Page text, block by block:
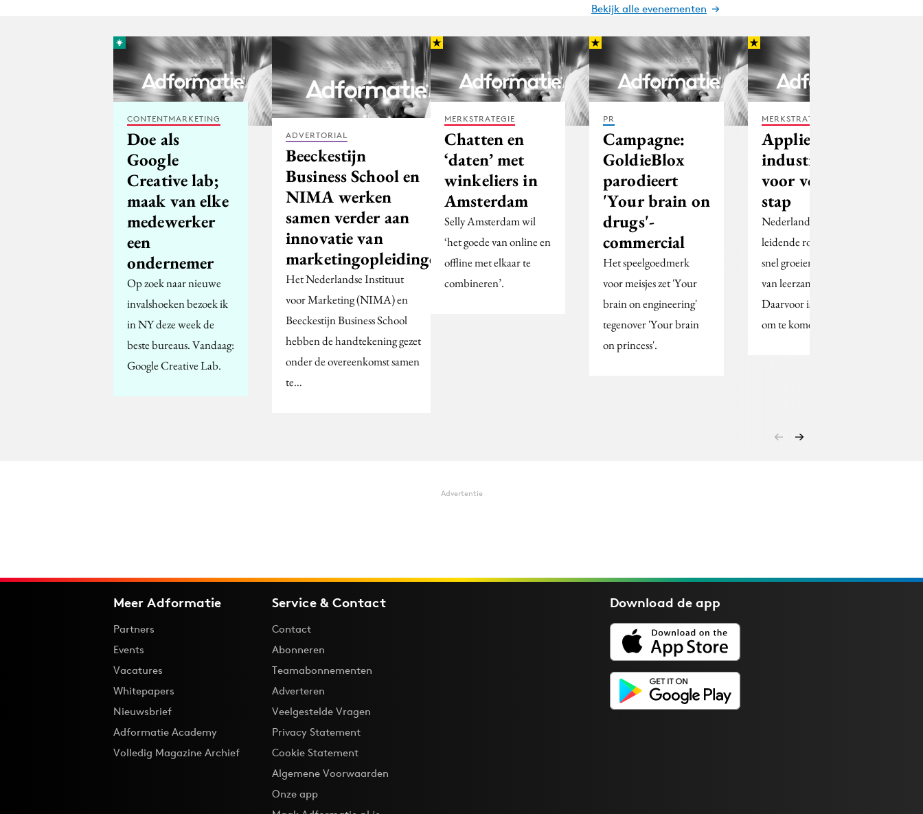
Bekijk alle evenementen
CONTENTMARKETING
Doe als
Google
Creative lab;
maak van elke
medewerker
een
ondernemer
Op zoek naar nieuwe
invalshoeken bezoek ik
in NY deze week de
beste bureaus. Vandaag:
Google Creative Lab.
ADVERTORIAL
Beeckestijn
Business School en
NIMA werken
samen verder aan
innovatie van
marketingopleidingen
Het Nederlandse Instituut
voor Marketing (NIMA) en
Beeckestijn Business School
hebben de handtekening gezet
onder de overeenkomst samen
te…
MERKSTRATEGIE
Chatten en
‘daten’ met
winkeliers in
Amsterdam
Selly Amsterdam wil
‘het goede van online en
offline met elkaar te
combineren’.
PR
Campagne:
GoldieBlox
parodieert
'Your brain on
drugs'-
commercial
Het speelgoedmerk
voor meisjes zet 'Your
brain on engineering'
tegenover 'Your brain
on princess'.
MERKSTRATEGIE
Applied games
industrie klaar
voor volgende
stap
Nederland kan een
leidende rol spelen in de
snel groeiende markt
van leerzame spellen.
Daarvoor is het wel zaak
om te komen tot…
Advertentie
Meer Adformatie
Partners
Events
Vacatures
Whitepapers
Nieuwsbrief
Adformatie Academy
Volledig Magazine Archief
Service & Contact
Contact
Abonneren
Teamabonnementen
Adverteren
Veelgestelde Vragen
Privacy Statement
Cookie Statement
Algemene Voorwaarden
Onze app
Download deapp